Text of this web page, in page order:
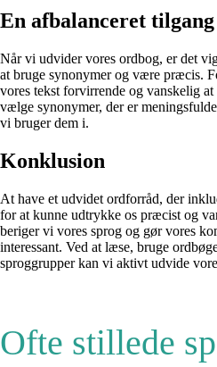
En afbalanceret tilgang
Når vi udvider vores ordbog, er det
at bruge synonymer og være præcis.
vores tekst forvirrende og vanskelig
vælge synonymer, der er
vi bruger dem i.
Konklusion
At have et udvidet ordforråd, der
for at kunne udtrykke os præcist og
beriger vi vores sprog og gør vores
interessant. Ved at læse, bruge
sproggrupper kan vi aktivt udvide
Ofte stillede